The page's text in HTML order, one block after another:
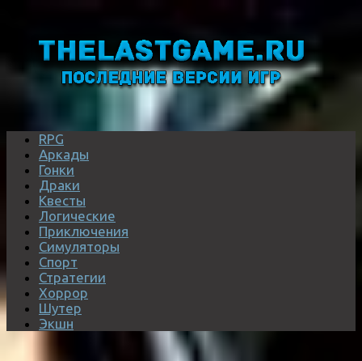
RPG
Аркады
Гонки
Драки
Квесты
Логические
Приключения
Симуляторы
Спорт
Стратегии
Хоррор
Шутер
Экшн